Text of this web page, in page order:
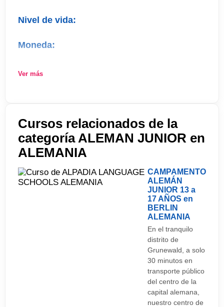
Transporte:
Aeropuertos
Nivel de vida:
Moneda:
Visados:
Festivos:
Ver más
Cursos relacionados de la
categoría ALEMAN JUNIOR en
ALEMANIA
CAMPAMENTO
ALEMÁN
JUNIOR 13 a
17 AÑOS en
BERLIN
ALEMANIA
En el tranquilo
distrito de
Grunewald, a solo
30 minutos en
transporte público
del centro de la
capital alemana,
nuestro centro de